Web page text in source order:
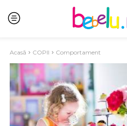
Acasă COPII Comportament